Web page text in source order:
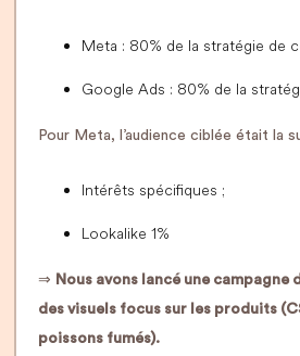
Meta : 80% de la stratégie de
Google Ads : 80% de la
Pour Meta, l’audience ciblée était la
Intérêts spécifiques ;
Lookalike 1%
⇒ Nous avons lancé une campagne
des visuels focus sur les produits
poissons fumés).